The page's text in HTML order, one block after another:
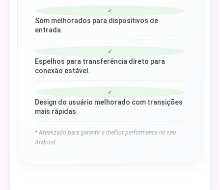
✓
Som melhorados para dispositivos de
entrada.
✓
Espelhos para transferência direto para
conexão estável.
✓
Design do usuário melhorado com transições
mais rápidas.
* Atualizado para garantir a melhor performance no seu
Android.